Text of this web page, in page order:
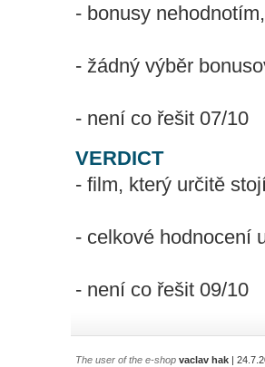
- bonusy
- žádný výběr
- není co řešit 07/10
VERDICT
- film, který určitě
- celkové hodnocení
- není co řešit 09/10
The user of the e-shop vaclav hak |